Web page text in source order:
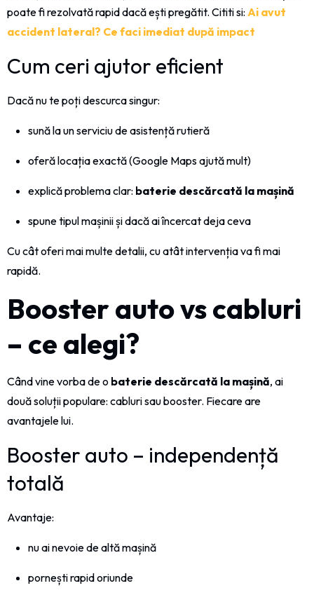
poate fi rezolvată rapid dacă ești pregătit. Cititi si: Ai avut
accident lateral? Ce faci imediat după impact
Cum ceri ajutor eficient
Dacă nu te poți descurca singur:
sună la un serviciu de asistență rutieră
oferă locația exactă (Google Maps ajută mult)
explică problema clar: baterie descărcată la mașină
spune tipul mașinii și dacă ai încercat deja ceva
Cu cât oferi mai multe detalii, cu atât intervenția va fi mai
rapidă.
Booster auto vs cabluri
– ce alegi?
Când vine vorba de o baterie descărcată la mașină, ai
două soluții populare: cabluri sau booster. Fiecare are
avantajele lui.
Booster auto – independență
totală
Avantaje:
nu ai nevoie de altă mașină
pornești rapid oriunde